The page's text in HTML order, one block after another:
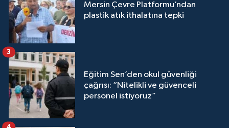
Mersin Çevre Platformu’ndan
plastik atık ithalatına tepki
Eğitim Sen’den okul güvenliği
çağrısı: “Nitelikli ve güvenceli
personel istiyoruz”
3